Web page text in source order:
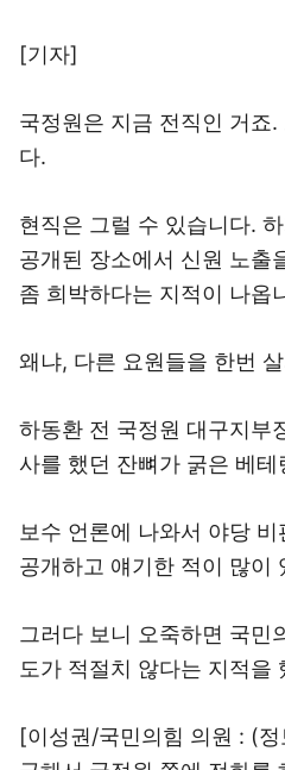
[기자]
국정원은 지금 전직인 거죠
다.
현직은 그럴 수 있습니다.
공개된 장소에서 신원 노출
좀 희박하다는 지적이 나옵
왜냐, 다른 요원들을 한번
하동환 전 국정원 대구지부
사를 했던 잔뼈가 굵은 베테
보수 언론에 나와서 야당
공개하고 얘기한 적이 많이
그러다 보니 오죽하면 국민
도가 적절치 않다는 지적을
[이성권/국민의힘 의원 : (